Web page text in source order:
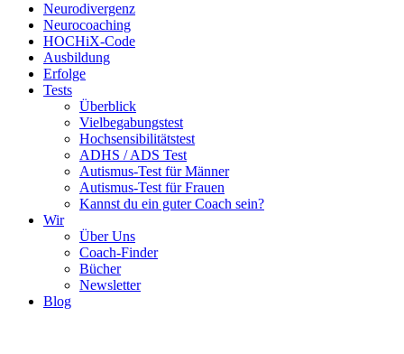
Neurodivergenz
Neurocoaching
HOCHiX-Code
Ausbildung
Erfolge
Tests
Überblick
Vielbegabungstest
Hochsensibilitätstest
ADHS / ADS Test
Autismus-Test für Männer
Autismus-Test für Frauen
Kannst du ein guter Coach sein?
Wir
Über Uns
Coach-Finder
Bücher
Newsletter
Blog